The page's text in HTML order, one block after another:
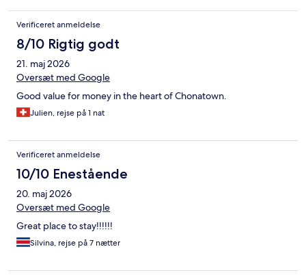
Verificeret anmeldelse
8/10 Rigtig godt
21. maj 2026
Oversæt med Google
Good value for money in the heart of Chonatown.
Julien, rejse på 1 nat
Verificeret anmeldelse
10/10 Enestående
20. maj 2026
Oversæt med Google
Great place to stay!!!!!!
Silvina, rejse på 7 nætter